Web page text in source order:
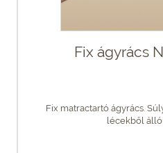
Fix ágyrács
Fix matractartó ágyrács.
lécekből álló